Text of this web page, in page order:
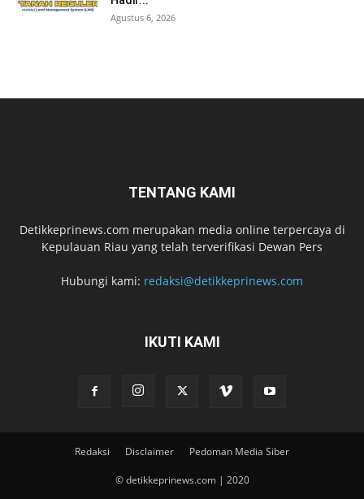
Agustus 6, 2026
TENTANG KAMI
Detikkeprinews.com merupakan media online terpercaya di
Kepulauan Riau yang telah terverifikasi Dewan Pers
Hubungi kami: redaksi@detikkeprinews.com
IKUTI KAMI
Redaksi Disclaimer Pedoman Media Siber
© detikkeprinews.com | 2020